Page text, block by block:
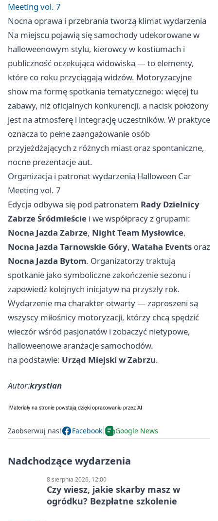
Meeting vol. 7
Nocna oprawa i przebrania tworzą klimat wydarzenia
Na miejscu pojawią się samochody udekorowane w
halloweenowym stylu, kierowcy w kostiumach i
publiczność oczekująca widowiska — to elementy,
które co roku przyciągają widzów. Motoryzacyjne
show ma formę spotkania tematycznego: więcej tu
zabawy, niż oficjalnych konkurencji, a nacisk położony
jest na atmosferę i integrację uczestników. W praktyce
oznacza to pełne zaangażowanie osób
przyjeżdżających z różnych miast oraz spontaniczne,
nocne prezentacje aut.
Organizacja i patronat wydarzenia Halloween Car
Meeting vol. 7
Edycja odbywa się pod patronatem Rady Dzielnicy
Zabrze Śródmieście i we współpracy z grupami:
Nocna Jazda Zabrze, Night Team Mysłowice,
Nocna Jazda Tarnowskie Góry, Wataha Events oraz
Nocna Jazda Bytom. Organizatorzy traktują
spotkanie jako symboliczne zakończenie sezonu i
zapowiedź kolejnych inicjatyw na przyszły rok.
Wydarzenie ma charakter otwarty — zaproszeni są
wszyscy miłośnicy motoryzacji, którzy chcą spędzić
wieczór wśród pasjonatów i zobaczyć nietypowe,
halloweenowe aranżacje samochodów.
na podstawie: Urząd Miejski w Zabrzu.
Autor:krystian
Zaobserwuj nas! Facebook Google News
Nadchodzące wydarzenia
8 sierpnia 2026, 12:00
Czy wiesz, jakie skarby masz w
ogródku? Bezpłatne szkolenie